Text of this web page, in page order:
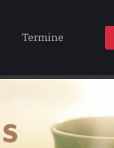
Termine